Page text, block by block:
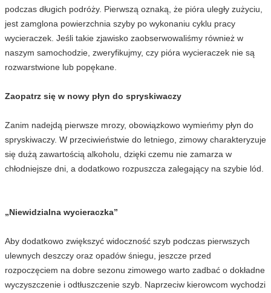
podczas długich podróży. Pierwszą oznaką, że pióra uległy zużyciu,
jest zamglona powierzchnia szyby po wykonaniu cyklu pracy
wycieraczek. Jeśli takie zjawisko zaobserwowaliśmy również w
naszym samochodzie, zweryfikujmy, czy pióra wycieraczek nie są
rozwarstwione lub popękane.
Zaopatrz się w nowy płyn do spryskiwaczy
Zanim nadejdą pierwsze mrozy, obowiązkowo wymieńmy płyn do
spryskiwaczy. W przeciwieństwie do letniego, zimowy charakteryzuje
się dużą zawartością alkoholu, dzięki czemu nie zamarza w
chłodniejsze dni, a dodatkowo rozpuszcza zalegający na szybie lód.
„Niewidzialna wycieraczka”
Aby dodatkowo zwiększyć widoczność szyb podczas pierwszych
ulewnych deszczy oraz opadów śniegu, jeszcze przed
rozpoczęciem na dobre sezonu zimowego warto zadbać o dokładne
wyczyszczenie i odtłuszczenie szyb. Naprzeciw kierowcom wychodzi